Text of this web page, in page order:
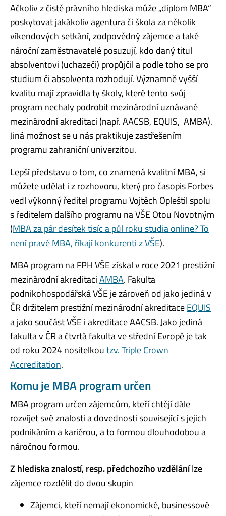
Ačkoliv z čistě právního hlediska může „diplom MBA“
poskytovat jakákoliv agentura či škola za několik
víkendových setkání, zodpovědný zájemce a také
nároční zaměstnavatelé posuzují, kdo daný titul
absolventovi (uchazeči) propůjčil a podle toho se pro
studium či absolventa rozhodují. Významně vyšší
kvalitu mají zpravidla ty školy, které tento svůj
program nechaly podrobit mezinárodní uznávané
mezinárodní akreditaci (např. AACSB, EQUIS, AMBA).
Jiná možnost se u nás praktikuje zastřešením
programu zahraniční univerzitou.
Lepší představu o tom, co znamená kvalitní MBA, si
můžete udělat i z rozhovoru, který pro časopis Forbes
vedl výkonný ředitel programu Vojtěch Opleštil spolu
s ředitelem dalšího programu na VŠE Otou Novotným
(MBA za pár desítek tisíc a půl roku studia online? To
není pravé MBA, říkají konkurenti z VŠE).
MBA program na FPH VŠE získal v roce 2021 prestižní
mezinárodní akreditaciAMBA. Fakulta
podnikohospodářská VŠE je zároveň od jako jediná v
ČR držitelem prestižní mezinárodní akreditaceEQUIS
a jako součást VŠE i akreditace AACSB. Jako jediná
fakulta v ČR a čtvrtá fakulta ve střední Evropě je tak
od roku 2024 nositelkoutzv. Triple Crown
Accreditation.
Komu je MBA program určen
MBA program určen zájemcům, kteří chtějí dále
rozvíjet své znalosti a dovednosti související s jejich
podnikáním a kariérou, a to formou dlouhodobou a
náročnou formou.
Z hlediska znalostí, resp. předchozího vzdělánílze
zájemce rozdělit do dvou skupin
Zájemci, kteří nemají ekonomické, businessové